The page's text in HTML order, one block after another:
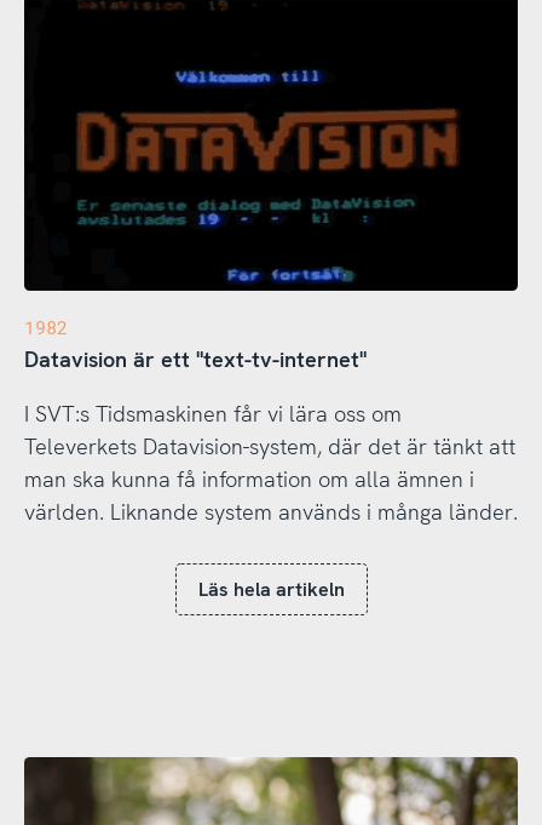
1982
Datavision är ett "text-tv-internet"
I SVT:s Tidsmaskinen får vi lära oss om
Televerkets Datavision-system, där det är tänkt att
man ska kunna få information om alla ämnen i
världen. Liknande system används i många länder.
Läs hela artikeln